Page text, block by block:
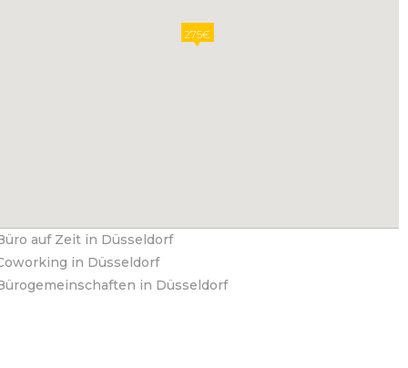
275€
auf Zeit in Düsseldorf
in Düsseldorf
in Düsseldorf